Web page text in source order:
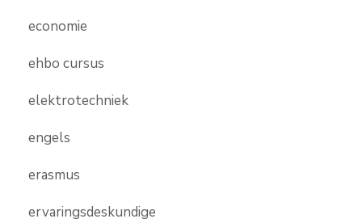
economie
ehbo cursus
elektrotechniek
engels
erasmus
ervaringsdeskundige